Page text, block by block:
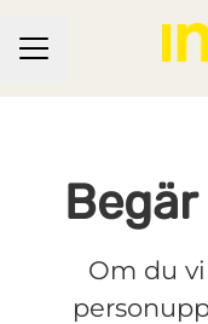
KARRIÄRMENY
Om du